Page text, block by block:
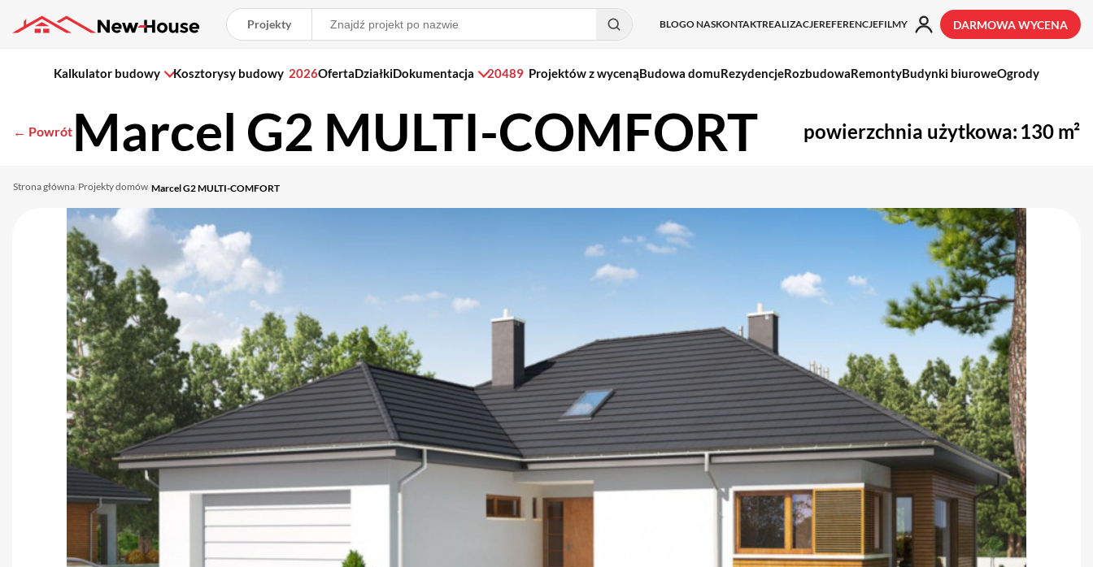
Projekty BLOGO NASKONTAKTREALIZACJEREFERENCJEFILMY DARMOWA WYCENA
Kalkulator budowy Kosztorysy budowy 2026OfertaDziałkiDokumentacja 20489 Projektów z wycenąBudowa domuRezydencjeRozbudowaRemontyBudynki biuroweOgrody
← Powrót Marcel G2 MULTI-COMFORT powierzchnia użytkowa: 130 m²
Strona główna/Projekty domów/Marcel G2 MULTI-COMFORT